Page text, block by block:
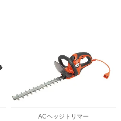
ACヘッジトリマー